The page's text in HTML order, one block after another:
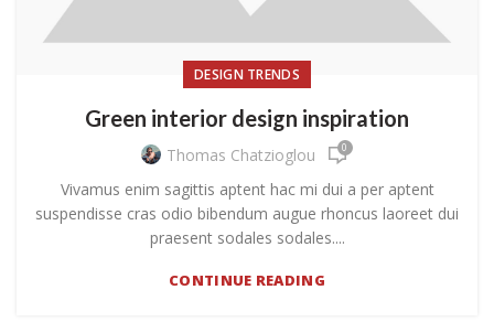
DESIGN TRENDS
Green interior design inspiration
Thomas Chatzioglou 0
Vivamus enim sagittis aptent hac mi dui a per aptent
suspendisse cras odio bibendum augue rhoncus laoreet dui
praesent sodales sodales....
CONTINUE READING